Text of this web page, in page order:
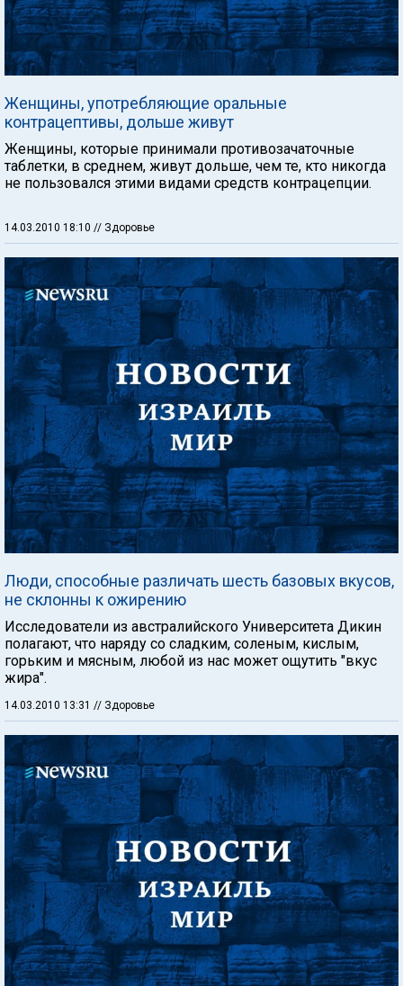
Женщины, употребляющие оральные
контрацептивы, дольше живут
Женщины, которые принимали противозачаточные
таблетки, в среднем, живут дольше, чем те, кто никогда
не пользовался этими видами средств контрацепции.
14.03.2010 18:10 // Здоровье
Люди, способные различать шесть базовых вкусов,
не склонны к ожирению
Исследователи из австралийского Университета Дикин
полагают, что наряду со сладким, соленым, кислым,
горьким и мясным, любой из нас может ощутить "вкус
жира".
14.03.2010 13:31 // Здоровье